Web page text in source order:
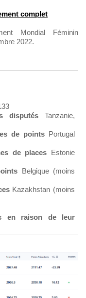
complet
Mondial Féminin
2022.
disputés Tanzanie,
de points Portugal
de places Estonie
Belgique (moins
Kazakhstan (moins
en raison de leur